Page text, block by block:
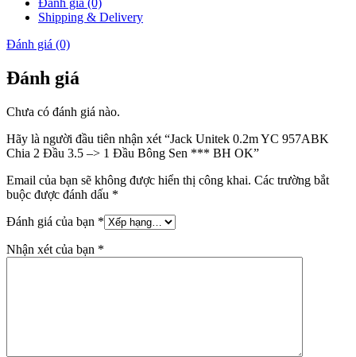
Đánh giá (0)
Shipping & Delivery
Đánh giá (0)
Đánh giá
Chưa có đánh giá nào.
Hãy là người đầu tiên nhận xét “Jack Unitek 0.2m YC 957ABK
Chia 2 Đầu 3.5 –> 1 Đầu Bông Sen *** BH OK”
Email của bạn sẽ không được hiển thị công khai. Các trường bắt
buộc được đánh dấu *
Đánh giá của bạn *
Nhận xét của bạn *